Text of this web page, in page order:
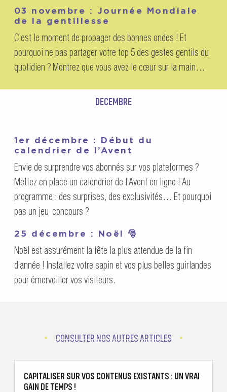
03 novembre : Journée Mondiale
de la gentillesse
C’est le moment de propager des bonnes ondes ! Et
pourquoi ne pas partager votre top 5 des gestes gentils du
quotidien ? Montrez que vous avez le cœur sur la main…
DECEMBRE
1er décembre : Début du
calendrier de l’Avent
Envie de surprendre vos abonnés sur vos plateformes ?
Mettez en place un calendrier de l’Avent en ligne ! Au
programme : des surprises, des exclusivités… Et pourquoi
pas un jeu-concours ?
25 décembre : Noël 🎅
Noël est assurément la fête la plus attendue de la fin
d’année ! Installez votre sapin et vos plus belles guirlandes
pour émerveiller vos visiteurs.
CONSULTER NOS AUTRES ARTICLES
CAPITALISER SUR VOS CONTENUS EXISTANTS : UN VRAI
GAIN DE TEMPS !